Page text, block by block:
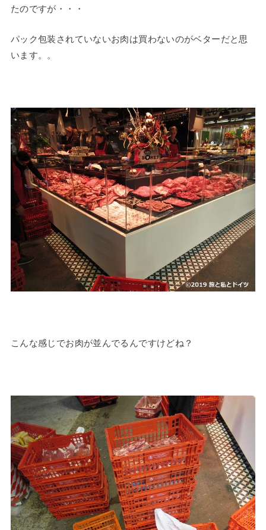
たのですが・・・
パック包装されていないお肉は買わないのがベターだと思
います。。
こんな感じでお肉が並んでるんですけどね？